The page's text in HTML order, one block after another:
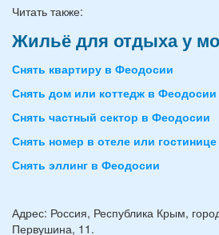
Читать также:
Жильё для отдыха у
Снять квартиру в Феодосии
Снять дом или коттедж в Феодосии
Снять частный сектор в Феодосии
Снять номер в отеле или
Снять эллинг в Феодосии
Адрес: Россия, Республика Крым,
Первушина, 11.